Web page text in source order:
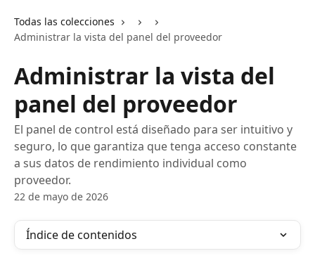
Todas las colecciones
Administrar la vista del panel del proveedor
Administrar la vista del
panel del proveedor
El panel de control está diseñado para ser intuitivo y
seguro, lo que garantiza que tenga acceso constante
a sus datos de rendimiento individual como
proveedor.
22 de mayo de 2026
Índice de contenidos